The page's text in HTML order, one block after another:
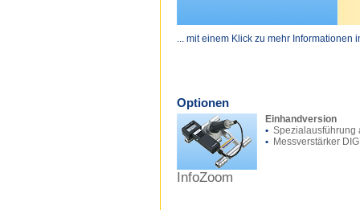
... mit einem Klick zu mehr Informationen
Optionen
InfoZoom
Einhandversion
• Spezialausführung
• Messverstärker